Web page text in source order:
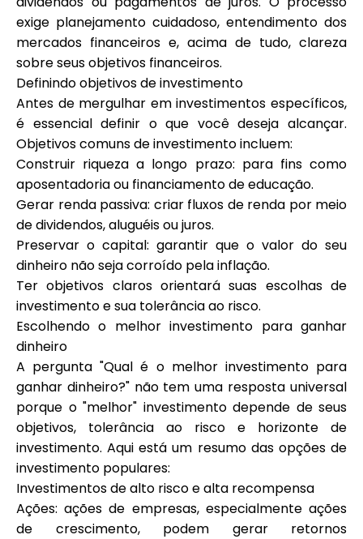
Ajuda
Obter Financiamento
ask@scrambleup.com
+372 712 2955
exige planejamento cuidadoso, entendimento dos
mercados financeiros e, acima de tudo, clareza
sobre seus objetivos financeiros.
Definindo objetivos de investimento
Antes de mergulhar em investimentos específicos,
é essencial definir o que você deseja alcançar.
Objetivos comuns de investimento incluem:
Construir riqueza a longo prazo: para fins como
aposentadoria ou financiamento de educação.
Gerar renda passiva: criar fluxos de renda por meio
de dividendos, aluguéis ou juros.
Preservar o capital: garantir que o valor do seu
dinheiro não seja corroído pela inflação.
Ter objetivos claros orientará suas escolhas de
investimento e sua tolerância ao risco.
Escolhendo o melhor investimento para ganhar
dinheiro
A pergunta "Qual é o melhor investimento para
ganhar dinheiro?" não tem uma resposta universal
porque o "melhor" investimento depende de seus
objetivos, tolerância ao risco e horizonte de
investimento. Aqui está um resumo das opções de
investimento populares:
Investimentos de alto risco e alta recompensa
Ações: ações de empresas, especialmente ações
de crescimento, podem gerar retornos